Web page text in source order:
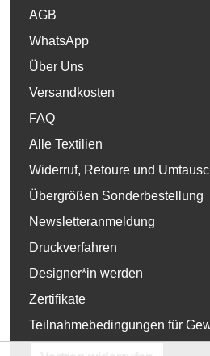
AGB
WhatsApp
Über Uns
Versandkosten
FAQ
Alle Textilien
Widerruf, Retoure und
Übergrößen Sonderbestellung
Newsletteranmeldung
Druckverfahren
Designer*in werden
Zertifikate
Teilnahmebedingungen für